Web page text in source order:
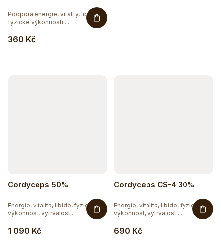
360 Kč
Podpora energie, vitality, libida,
fyzické výkonnosti....
Sleva až 20 %
Cordyceps 50%
1 090 Kč
Energie, vitalita, libido, fyzická
výkonnost, vytrvalost....
Cordyceps CS-4 30%
690 Kč
Energie, vitalita, libido, fyzická
výkonnost, vytrvalost....